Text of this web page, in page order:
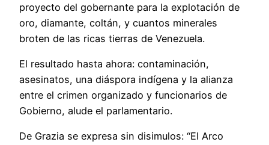
proyecto del gobernante para la explotación de
oro, diamante, coltán, y cuantos minerales
broten de las ricas tierras de Venezuela.
El resultado hasta ahora: contaminación,
asesinatos, una diáspora indígena y la alianza
entre el crimen organizado y funcionarios de
Gobierno, alude el parlamentario.
De Grazia se expresa sin disimulos: “El Arco